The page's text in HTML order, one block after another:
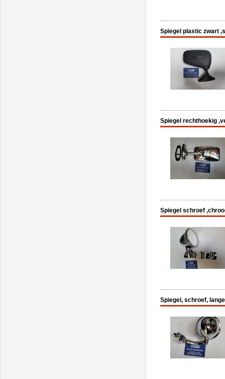
Spiegel plastic zwart
Spiegel rechthoekig
Spiegel schroef
Spiegel, schroef,